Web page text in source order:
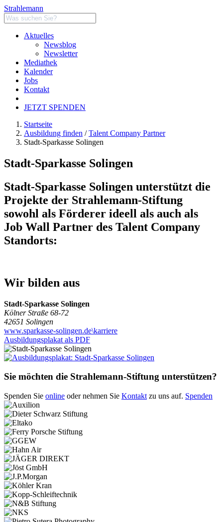
Strahlemann
Aktuelles
Newsblog
Newsletter
Mediathek
Kalender
Jobs
Kontakt
JETZT SPENDEN
Startseite
Ausbildung finden /Talent Company Partner
Stadt-Sparkasse Solingen
Stadt-Sparkasse Solingen
Stadt-Sparkasse Solingen unterstützt die
Projekte der Strahlemann-Stiftung
sowohl als Förderer ideell als auch als
Job Wall Partner des Talent Company
Standorts:
Wir bilden aus
Stadt-Sparkasse Solingen
Kölner Straße 68-72
42651 Solingen
www.sparkasse-solingen.de\karriere
Ausbildungsplakat als PDF
Sie möchten die Strahlemann-Stiftung unterstützen?
Spenden Sie online oder nehmen Sie Kontakt zu uns auf. Spenden